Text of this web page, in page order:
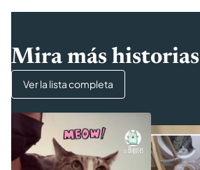
Mira más historias
Ver la lista completa